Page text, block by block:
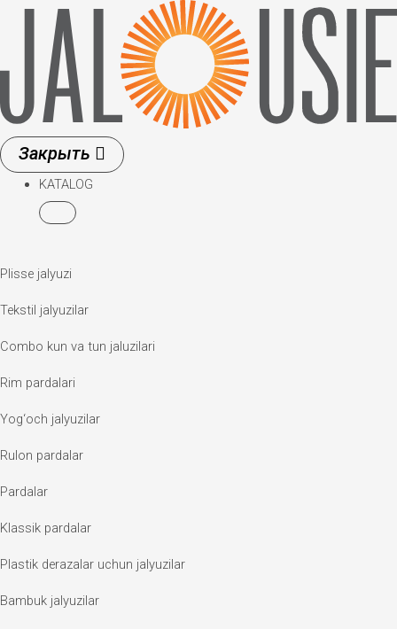
KATALOG
Plisse jalyuzi
Tekstil jalyuzilar
Combo kun va tun jaluzilari
Rim pardalari
Yog‘och jalyuzilar
Rulon pardalar
Pardalar
Klassik pardalar
Plastik derazalar uchun jalyuzilar
Bambuk jalyuzilar